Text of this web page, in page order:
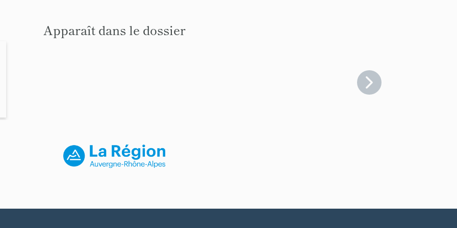
Apparaît dans le dossier